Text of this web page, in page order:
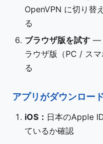
OpenVPN に切り替
る
ブラウザ版を試す —
ラウザ版（PC / ス
る
アプリがダウンロー
iOS： 日本のApple
ているか確認